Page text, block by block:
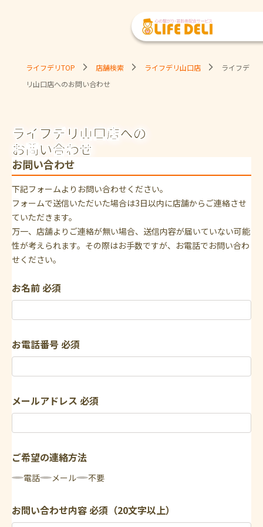
ライフデリTOP 店舗検索 ライフデリ山口店
ライフデ
リ山口店へのお問い合わせ
ライフデリ山口店への
お問い合わせ
お問い合わせ
下記フォームよりお問い合わせください。
フォームで送信いただいた場合は3日以内に店舗からご連絡させ
ていただきます。
万一、店舗よりご連絡が無い場合、送信内容が届いていない可能
性が考えられます。その際はお手数ですが、お電話でお問い合わ
せください。
お名前必須
お電話番号必須
メールアドレス 必須
ご希望の連絡方法
電話 メール 不要
お問い合わせ内容必須（20文字以上）